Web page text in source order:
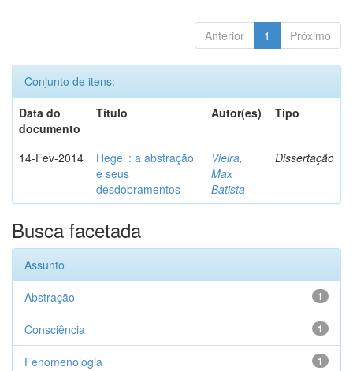
Anterior 1 Próximo
Conjunto de itens:
Data do
documento
Título Autor(es) Tipo
14-Fev-2014
Hegel : a abstração
e seus
desdobramentos
Vieira,
Max
Batista
Dissertação
Busca facetada
Assunto
1
Abstração
1
Consciência
1
Fenomenologia